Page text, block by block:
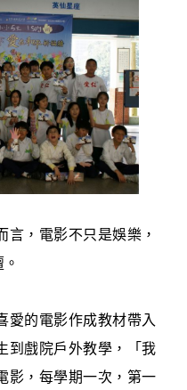
言，電影不只是娛樂，
愛的電影作成教材帶入
到戲院戶外教學，「我
影，每學期一次，第一